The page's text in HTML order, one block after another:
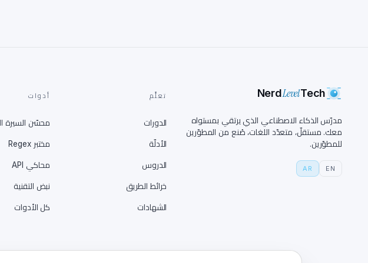
NerdLevelTech
مدرّس الذكاء الاصطناعي الذي يرتقي بمستواه
معك. مستقلّ، متعدّد اللغات، صُنع من المطوّرين
للمطوّرين.
EN
AR
تعلَّم
الدورات
الأدلّة
الدروس
خرائط الطريق
الشهادات
أدوات
محسّن السيرة
مختبر Regex
محاكي API
نبض التقنية
كل الأدوات